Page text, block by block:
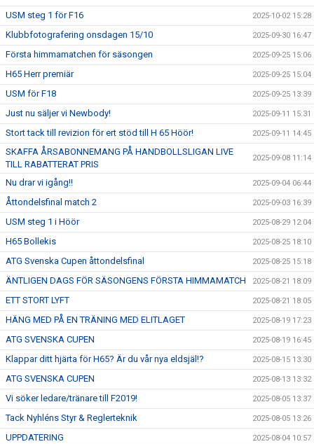
USM steg 1 för F16 2025-10-02 15:28
Klubbfotografering onsdagen 15/10 2025-09-30 16:47
Första himmamatchen för säsongen 2025-09-25 15:06
H65 Herr premiär 2025-09-25 15:04
USM för F18 2025-09-25 13:39
Just nu säljer vi Newbody! 2025-09-11 15:31
Stort tack till revizion för ert stöd till H 65 Höör! 2025-09-11 14:45
SKAFFA ÅRSABONNEMANG PÅ HANDBOLLSLIGAN LIVE
TILL RABATTERAT PRIS
2025-09-08 11:14
Nu drar vi igång!! 2025-09-04 06:44
Åttondelsfinal match 2 2025-09-03 16:39
USM steg 1 i Höör 2025-08-29 12:04
H65 Bollekis 2025-08-25 18:10
ATG Svenska Cupen åttondelsfinal 2025-08-25 15:18
ÄNTLIGEN DAGS FÖR SÄSONGENS FÖRSTA HIMMAMATCH 2025-08-21 18:09
ETT STORT LYFT 2025-08-21 18:05
HÄNG MED PÅ EN TRÄNING MED ELITLAGET 2025-08-19 17:23
ATG SVENSKA CUPEN 2025-08-19 16:45
Klappar ditt hjärta för H65? Är du vår nya eldsjäl!? 2025-08-15 13:30
ATG SVENSKA CUPEN 2025-08-13 13:32
Vi söker ledare/tränare till F2019! 2025-08-05 13:37
Tack Nyhléns Styr & Reglerteknik 2025-08-05 13:26
UPPDATERING 2025-08-04 10:57